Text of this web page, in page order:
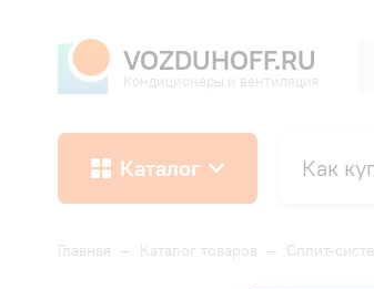
VOZDUHOFF.RU
Кондиционеры и вентиляция
Каталог Как
Главная — Каталог товаров — Сплит-